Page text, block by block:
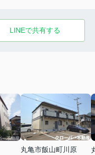
LINEで共有する
丸亀市飯山町川原